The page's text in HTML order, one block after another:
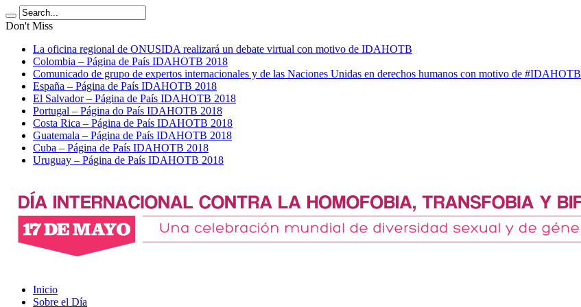
Don't Miss
La oficina regional de ONUSIDA realizará un debate virtual con motivo de IDAHOTB
Colombia – Página de País IDAHOTB 2018
Comunicado de grupo de expertos internacionales y de las Naciones Unidas en derechos humanos con motivo de #IDAHOTB
España – Página de País IDAHOTB 2018
El Salvador – Página de País IDAHOTB 2018
Portugal – Página do País IDAHOTB 2018
Costa Rica – Página de País IDAHOTB 2018
Guatemala – Página de País IDAHOTB 2018
Cuba – Página de País IDAHOTB 2018
Uruguay – Página de País IDAHOTB 2018
Inicio
Sobre el Día